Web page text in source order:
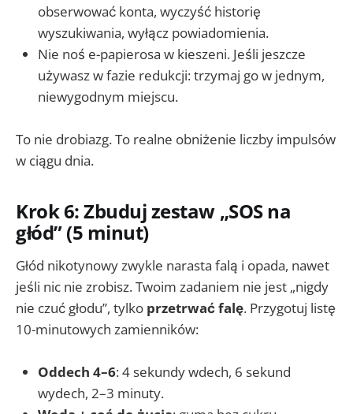
obserwować konta, wyczyść historię
wyszukiwania, wyłącz powiadomienia.
Nie noś e-papierosa w kieszeni. Jeśli jeszcze
używasz w fazie redukcji: trzymaj go w jednym,
niewygodnym miejscu.
To nie drobiazg. To realne obniżenie liczby impulsów
w ciągu dnia.
Krok 6: Zbuduj zestaw „SOS na
głód” (5 minut)
Głód nikotynowy zwykle narasta falą i opada, nawet
jeśli nic nie zrobisz. Twoim zadaniem nie jest „nigdy
nie czuć głodu”, tylko przetrwać falę. Przygotuj listę
10-minutowych zamienników:
Oddech 4–6: 4 sekundy wdech, 6 sekund
wydech, 2–3 minuty.